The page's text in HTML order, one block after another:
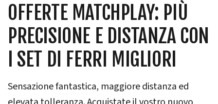
OFFERTE MATCHPLAY: PIÙ
PRECISIONE E DISTANZA CON
I SET DI FERRI MIGLIORI
Sensazione fantastica, maggiore distanza ed